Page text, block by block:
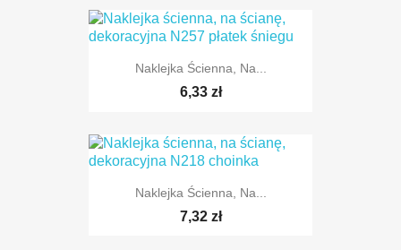
TYLKO ONLINE
Naklejka Ścienna, Na...
6,33 zł
TYLKO ONLINE
Naklejka Ścienna, Na...
7,32 zł